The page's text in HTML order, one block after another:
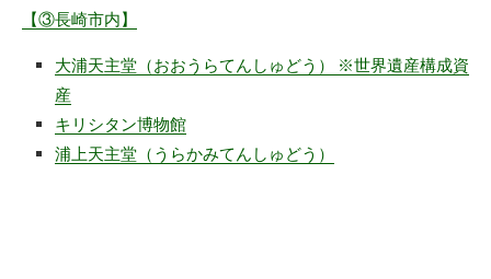
【③長崎市内】
大浦天主堂（おおうらてんしゅどう） ※世界遺産構成資
産
キリシタン博物館
浦上天主堂（うらかみてんしゅどう）